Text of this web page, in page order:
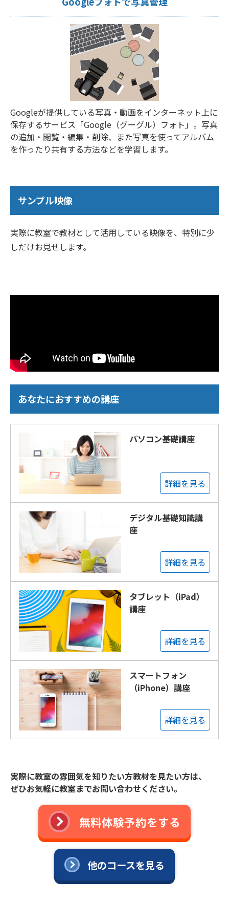
Googleが提供している写真・動画をインターネット上に
保存するサービス「Google（グーグル）フォト」。写真
の追加・閲覧・編集・削除、また写真を使ってアルバム
を作ったり共有する方法などを学習します。
サンプル映像
実際に教室で教材として活用している映像を、特別に少
しだけお見せします。
あなたにおすすめの講座
パソコン基礎講座
詳細を見る
デジタル基礎知識講
座
詳細を見る
タブレット（iPad）
講座
詳細を見る
スマートフォン
（iPhone）講座
詳細を見る
実際に教室の雰囲気を知りたい方教材を見たい方は、
ぜひお気軽に教室までお問い合わせください。
無料体験予約をする
他のコースを見る